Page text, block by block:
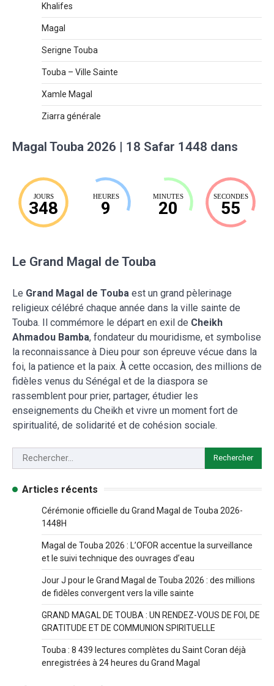
Khalifes
Magal
Serigne Touba
Touba – Ville Sainte
Xamle Magal
Ziarra générale
Magal Touba 2026 | 18 Safar 1448 dans
JOURS
348
HEURES
9
MINUTES
20
SECONDES
54
Le Grand Magal de Touba
Le Grand Magal de Touba est un grand pèlerinage
religieux célébré chaque année dans la ville sainte de
Touba. Il commémore le départ en exil de Cheikh
Ahmadou Bamba, fondateur du mouridisme, et symbolise
la reconnaissance à Dieu pour son épreuve vécue dans la
foi, la patience et la paix. À cette occasion, des millions de
fidèles venus du Sénégal et de la diaspora se
rassemblent pour prier, partager, étudier les
enseignements du Cheikh et vivre un moment fort de
spiritualité, de solidarité et de cohésion sociale.
Articles récents
Cérémonie officielle du Grand Magal de Touba 2026-
1448H
Magal de Touba 2026 : L’OFOR accentue la surveillance
et le suivi technique des ouvrages d’eau
Jour J pour le Grand Magal de Touba 2026 : des millions
de fidèles convergent vers la ville sainte
GRAND MAGAL DE TOUBA : UN RENDEZ-VOUS DE FOI, DE
GRATITUDE ET DE COMMUNION SPIRITUELLE
Touba : 8 439 lectures complètes du Saint Coran déjà
enregistrées à 24 heures du Grand Magal